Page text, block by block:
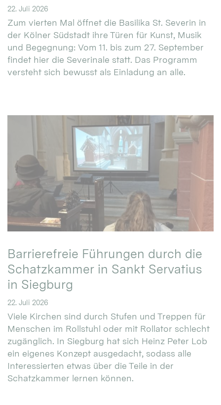
22. Juli 2026
Zum vierten Mal öffnet die Basilika St. Severin in
der Kölner Südstadt ihre Türen für Kunst, Musik
und Begegnung: Vom 11. bis zum 27. September
findet hier die Severinale statt. Das Programm
versteht sich bewusst als Einladung an alle.
Barrierefreie Führungen durch die
Schatzkammer in Sankt Servatius
in Siegburg
22. Juli 2026
Viele Kirchen sind durch Stufen und Treppen für
Menschen im Rollstuhl oder mit Rollator schlecht
zugänglich. In Siegburg hat sich Heinz Peter Lob
ein eigenes Konzept ausgedacht, sodass alle
Interessierten etwas über die Teile in der
Schatzkammer lernen können.